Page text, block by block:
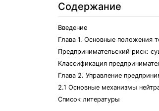
Содержание
Введение
Глава 1. Основные положения
Предпринимательский риск:
Классификация
Глава 2. Управление
2.1 Основные механизмы
Список литературы